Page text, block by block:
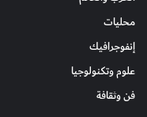
محليات
إنفوجرافيك
علوم وتكنولوجيا
فن وثقافة